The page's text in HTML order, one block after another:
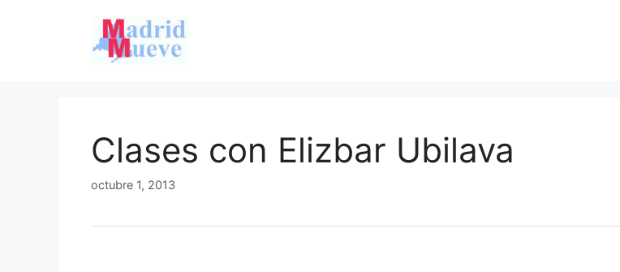
Clases con Elizbar Ubilava
octubre 1, 2013